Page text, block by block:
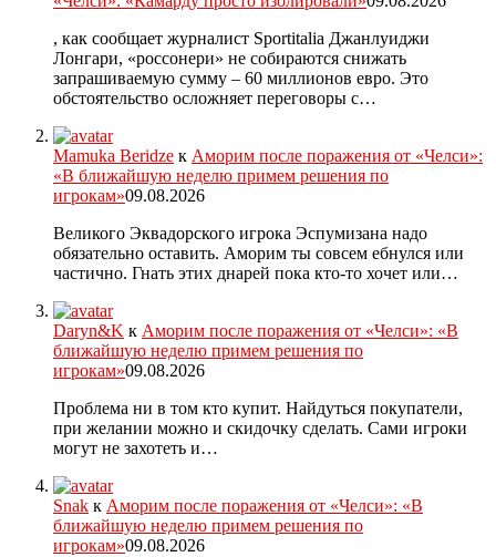
, как сообщает журналист Sportitalia Джанлуиджи
Лонгари, «россонери» не собираются снижать
запрашиваемую сумму – 60 миллионов евро. Это
обстоятельство осложняет переговоры с…
Mamuka Beridze к Аморим после поражения от «Челси»:
«В ближайшую неделю примем решения по
игрокам»09.08.2026
Великого Эквадорского игрока Эспумизана надо
обязательно оставить. Аморим ты совсем ебнулся или
частично. Гнать этих днарей пока кто-то хочет или…
Daryn&K к Аморим после поражения от «Челси»: «В
ближайшую неделю примем решения по
игрокам»09.08.2026
Проблема ни в том кто купит. Найдуться покупатели,
при желании можно и скидочку сделать. Сами игроки
могут не захотеть и…
Snak к Аморим после поражения от «Челси»: «В
ближайшую неделю примем решения по
игрокам»09.08.2026